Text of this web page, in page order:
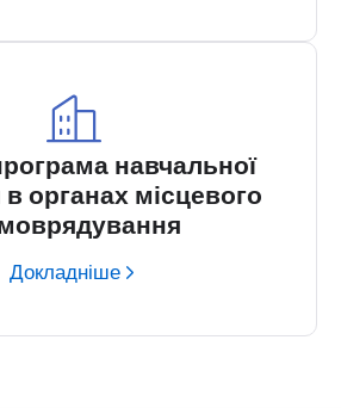
навчальної
органах місцевого
Докладніше